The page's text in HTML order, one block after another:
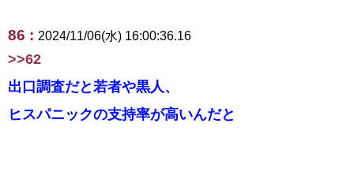
86 : 2024/11/06(水) 16:00:36.16
>>62
出口調査だと若者や黒人、
ヒスパニックの支持率が高いんだと